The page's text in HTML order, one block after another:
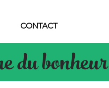
CONTACT
du bonheur